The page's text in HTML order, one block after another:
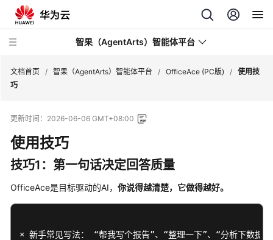
智果（AgentArts）智能体平台
新
动
态
品
介
文档首页 / 智果（AgentArts）智能体平台 / OfficeAce (PC版) / 使用技
巧
更新时间： 2026-06-06 GMT+08:00
使用技巧
技巧1：第一句话决定回答质量
OfficeAce是目标驱动的AI， 你说得越清楚，它做得越好。
× 新手常见写法： “帮我写个报告”、“整理一下”、“分析下数据”